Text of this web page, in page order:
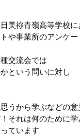
美祢青嶺高等学校
や事業所のアンケ
交流会では
という問いに対し
うから学ぶなどの
それは何のために学
ています